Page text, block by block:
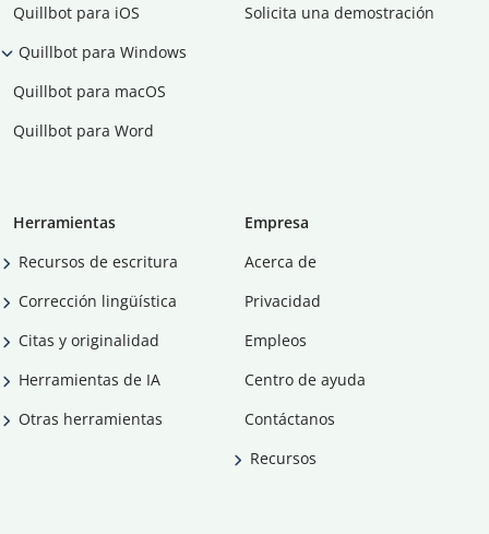
Quillbot para iOS
Quillbot para Windows
Quillbot para macOS
Quillbot para Word
Solicita una demostración
Herramientas
Recursos de escritura
Corrección lingüística
Citas y originalidad
Herramientas de IA
Otras herramientas
Empresa
Acerca de
Privacidad
Empleos
Centro de ayuda
Contáctanos
Recursos